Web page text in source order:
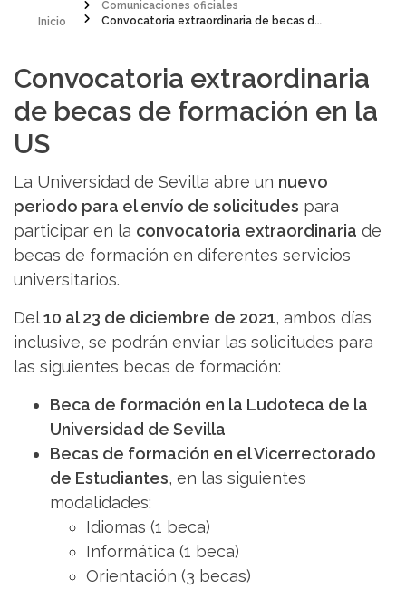
Sobrescribir
enlaces
de
ayuda
a
la
navegación
Comunicaciones oficiales
Convocatoria extraordinaria de becas de formación en la US
Convocatoria extraordinaria
de becas de formación en la
US
La Universidad de Sevilla abre un nuevo
periodo para el envío de solicitudes para
participar en la convocatoria extraordinaria de
becas de formación en diferentes servicios
universitarios.
Del10 al 23 de diciembre de 2021, ambos días
inclusive, se podrán enviar las solicitudes para
las siguientes becas de formación:
Beca de formación en la Ludoteca de la
Universidad de Sevilla
Becas de formación en el Vicerrectorado
de Estudiantes, en las siguientes
modalidades:
Idiomas (1 beca)
Informática (1 beca)
Orientación (3 becas)